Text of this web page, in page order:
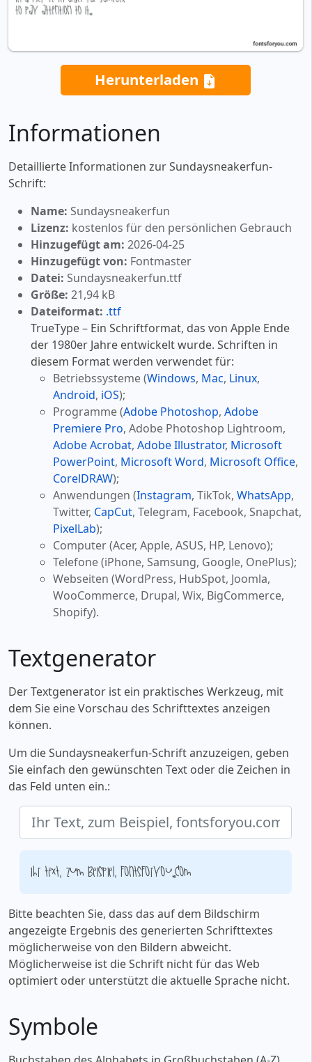
Herunterladen
Informationen
Detaillierte Informationen zur Sundaysneakerfun-
Schrift:
Name: Sundaysneakerfun
Lizenz: kostenlos für den persönlichen Gebrauch
Hinzugefügt am: 2026-04-25
Hinzugefügt von: Fontmaster
Datei: Sundaysneakerfun.ttf
Größe: 21,94 kB
Dateiformat: .ttf
TrueType – Ein Schriftformat, das von Apple Ende
der 1980er Jahre entwickelt wurde. Schriften in
diesem Format werden verwendet für:
Betriebssysteme (Windows, Mac, Linux,
Android, iOS);
Programme (Adobe Photoshop, Adobe
Premiere Pro, Adobe Photoshop Lightroom,
Adobe Acrobat, Adobe Illustrator, Microsoft
PowerPoint, Microsoft Word, Microsoft Office,
CorelDRAW);
Anwendungen (Instagram, TikTok, WhatsApp,
Twitter, CapCut, Telegram, Facebook, Snapchat,
PixelLab);
Computer (Acer, Apple, ASUS, HP, Lenovo);
Telefone (iPhone, Samsung, Google, OnePlus);
Webseiten (WordPress, HubSpot, Joomla,
WooCommerce, Drupal, Wix, BigCommerce,
Shopify).
Textgenerator
Der Textgenerator ist ein praktisches Werkzeug, mit
dem Sie eine Vorschau des Schrifttextes anzeigen
können.
Um die Sundaysneakerfun-Schrift anzuzeigen, geben
Sie einfach den gewünschten Text oder die Zeichen in
das Feld unten ein.:
Ihr Text, zum Beispiel, fontsforyou.com
Bitte beachten Sie, dass das auf dem Bildschirm
angezeigte Ergebnis des generierten Schrifttextes
möglicherweise von den Bildern abweicht.
Möglicherweise ist die Schrift nicht für das Web
optimiert oder unterstützt die aktuelle Sprache nicht.
Symbole